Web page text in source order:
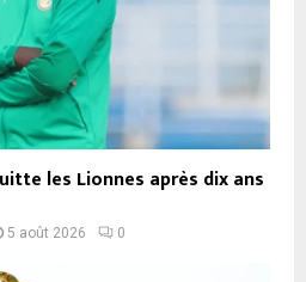
les Lionnes après dix ans
5 août 2026 0